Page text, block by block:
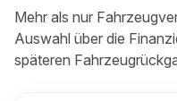
Mehr als nur
Auswahl über die
späteren